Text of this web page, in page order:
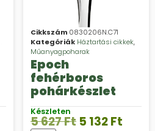
Cikkszám 0830206N.C71
Kategóriák Háztartási cikkek,
Műanyagpoharak
Epoch
fehérboros
pohárkészlet
Készleten
5 627Ft 5 132Ft